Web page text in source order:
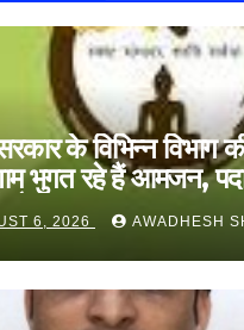
के विभिन्न विभाग
भुगत रहे हैं आमजन,
6, 2026 AWADHESH